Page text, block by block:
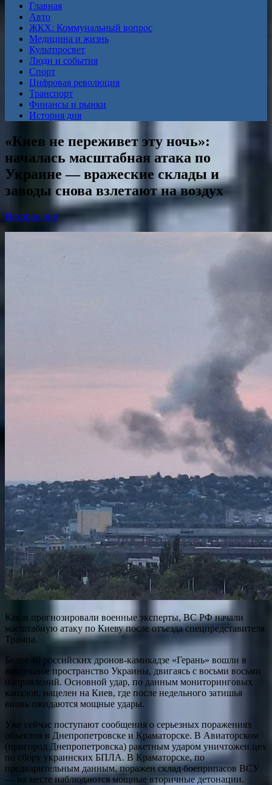
Главная
Авто
ЖКХ: Коммунальный вопрос
Медицина и жизнь
Культпросвет
Люди и события
Спорт
Цифровая революция
Транспорт
Финансы и рынки
История дня
«Киев не переживет эту ночь»:
началась масштабная атака по
Украине — вражеские склады и
заводы снова взлетают на воздух
История дня
Как и прогнозировали военные эксперты, ВС РФ начали
масштабную атаку по Киеву после отъезда спецпредставителя
Трампа.
Более 40 российских дронов-камикадзе «Герань» вошли в
воздушное пространство Украины, двигаясь с восьми восьми
направлений. Основной удар, по данным мониторинговых
каналов, нацелен на Киев, где после недельного затишья
вновь ожидаются мощные удары.
Уже сейчас поступают сообщения о серьезных поражениях
объектов в Днепропетровске и Краматорске. В Авиаторском
(пригород Днепропетровска) ракетным ударом уничтожен цех
по сбору украинских БПЛА. В Краматорске, по
предварительным данным, поражен склад боеприпасов ВСУ
— на месте наблюдаются мощные вторичные детонации.